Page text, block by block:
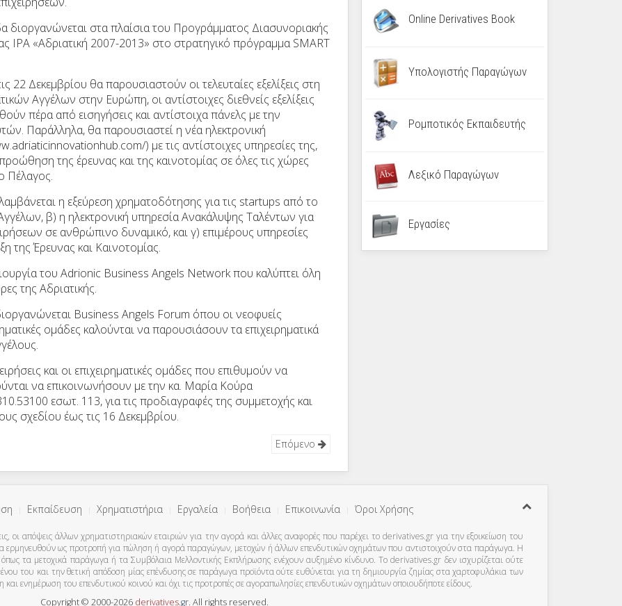
διοργανώνεται στα πλαίσια του Προγράμματος Διασυνοριακής
IPA «Αδριατική 2007-2013» στο στρατηγικό πρόγραμμα SMART
22 Δεκεμβρίου θα παρουσιαστούν οι τελευταίες εξελίξεις στη
Αγγέλων στην Ευρώπη, οι αντίστοιχες διεθνείς εξελίξεις
πέρα από εισηγήσεις και αντίστοιχα πάνελς με την
Παράλληλα, θα παρουσιαστεί η νέα ηλεκτρονική
) με τις αντίστοιχες υπηρεσίες της,
της έρευνας και της καινοτομίας σε όλες τις χώρες
Πέλαγος.
η εξεύρεση χρηματοδότησης για τις startups από το
β) η ηλεκτρονική υπηρεσία Ανακάλυψης Ταλέντων για
σε ανθρώπινο δυναμικό, και γ) επιμέρους υπηρεσίες
της Έρευνας και Καινοτομίας.
του Adrionic Business Angels Network που καλύπτει όλη
της Αδριατικής.
Business Angels Forum όπου οι νεοφυείς
ομάδες καλούνται να παρουσιάσουν τα επιχειρηματικά
και οι επιχειρηματικές ομάδες που επιθυμούν να
να επικοινωνήσουν με την κα. Μαρία Κούρα
εσωτ. 113, για τις προδιαγραφές της συμμετοχής και
σχεδίου έως τις 16 Δεκεμβρίου.
Επόμενο
Online Derivatives Book
Υπολογιστής Παραγώγων
Ρομποτικός Εκπαιδευτής
Λεξικό Παραγώγων
Εργασίες
Εκπαίδευση Χρηματιστήρια Εργαλεία Βοήθεια Επικοινωνία Όροι Χρήσης
οι απόψεις άλλων χρηματιστηριακών εταιριών για την αγορά και άλλες αναφορές που παρέχει το derivatives.gr για την εξοικείωση του
ερμηνευθούν ως προτροπή για πώληση ή αγορά παραγώγων, μετοχών ή άλλων επενδυτικών οχημάτων που αντιστοιχούν στα παράγωγα. Η
τα μετοχικά παράγωγα ή τα Συμβόλαια Μελλοντικής Εκπλήρωσης ενέχουν αυξημένο κίνδυνο. Το derivatives.gr δεν ισχυρίζεται ούτε
του και την θετική απόδοση μίας επένδυσης σε παράγωγα προϊόντα ούτε ευθύνεται για τη δημιουργία ζημίας στα χαρτοφυλάκια των
ενημέρωση του επενδυτικού κοινού και όχι τις προτροπές σε αγοραπωλησίες επενδυτικών οχημάτων οποιουδήποτε είδους.
Copyright © 2000-2026 derivatives.gr. All rights reserved.